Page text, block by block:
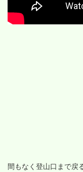
間もなく登山口まで戻